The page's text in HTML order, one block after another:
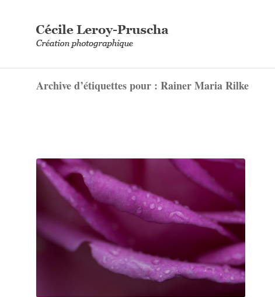
Archive d’étiquettes pour : Rainer Maria Rilke